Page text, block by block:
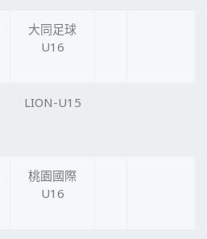
大同足球
U16
LION-U15
桃園國際
U16